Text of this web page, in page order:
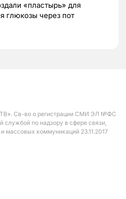
«пластырь» для
глюкозы через пот
Св-во о регистрации СМИ ЭЛ №ФС
службой по надзору в сфере связи,
массовых коммуникаций 23.11.2017